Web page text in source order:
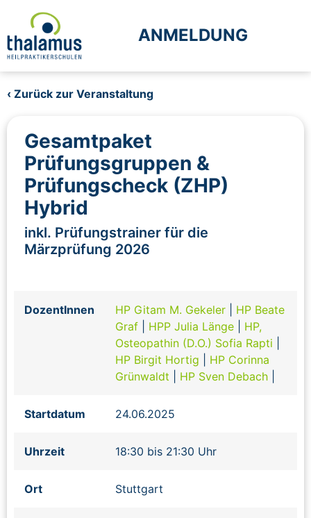
ANMELDUNG
‹ Zurück zur Veranstaltung
Gesamtpaket
Prüfungsgruppen &
Prüfungscheck (ZHP)
Hybrid
inkl. Prüfungstrainer für die
Märzprüfung 2026
DozentInnen HP Gitam M. Gekeler
HP Beate
Graf
HPP Julia Länge
HP,
Osteopathin (D.O.) Sofia Rapti
HP Birgit Hortig
HP Corinna
Grünwaldt
HP Sven Debach
Startdatum 24.06.2025
Uhrzeit 18:30 bis 21:30 Uhr
Ort Stuttgart